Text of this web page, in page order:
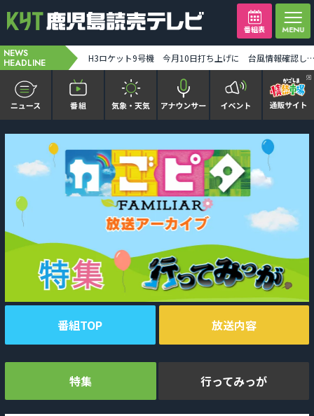
番組表
NEWS
HEADLINE 【ミッフィー】1万人突破記念セレモニー「ディック・ブルーナに学ぶモダン・アート」8月末まで [2026-08-07 19:31:00] H3ロケット9号機 今月10日打ち上げに 台風情報確認しながら最終判断 みちびき7号機搭載 [2026-08-07 19:32:00]
かごピタ FAMILIAR
KYT news every かごしま
かごしまソロ活
It推しTV
番組表を見る
番組TOP 放送内容
特集 行ってみっが